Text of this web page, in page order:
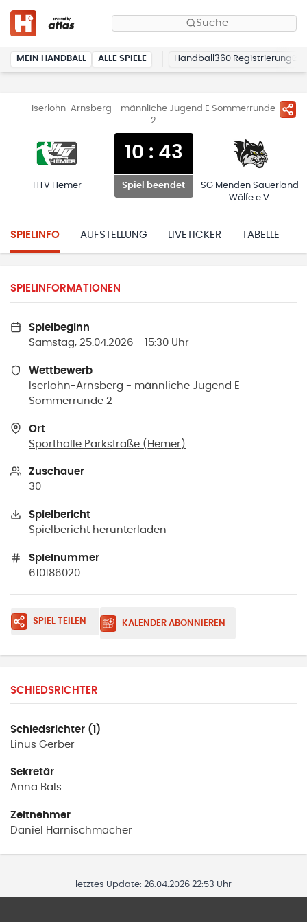
Suche
MEIN HANDBALL ALLE SPIELE Handball360 Registrierung
Iserlohn-Arnsberg - männliche Jugend E Sommerrunde
2
HTV Hemer
10 : 43
Spiel beendet
SG Menden Sauerland
Wölfe e.V.
SPIELINFO AUFSTELLUNG LIVETICKER TABELLE
SPIELINFORMATIONEN
Spielbeginn
Samstag, 25.04.2026 - 15:30 Uhr
Wettbewerb
Iserlohn-Arnsberg - männliche Jugend E
Sommerrunde 2
Ort
Sporthalle Parkstraße ( Hemer)
Zuschauer
30
Spielbericht
Spielbericht herunterladen
Spielnummer
610186020
SPIEL TEILEN KALENDER ABONNIEREN
SCHIEDSRICHTER
Schiedsrichter (1)
Linus Gerber
Sekretär
Anna Bals
Zeitnehmer
Daniel
Harnischmacher
letztes Update: 26.04.2026 22:53 Uhr